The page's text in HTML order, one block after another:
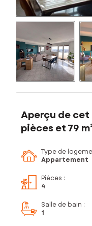
Aperçu de cet
pièces et 79
Type de
Appartement
Pièces :
4
Salle de bain :
1